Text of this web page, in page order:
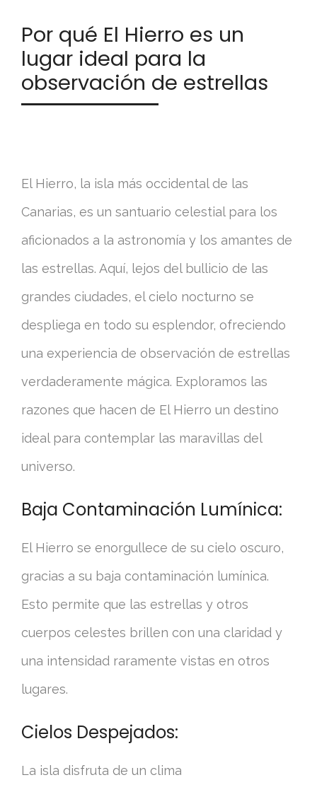
Por qué El Hierro es un
lugar ideal para la
observación de estrellas
El Hierro, la isla más occidental de las
Canarias, es un santuario celestial para los
aficionados a la astronomía y los amantes de
las estrellas. Aquí, lejos del bullicio de las
grandes ciudades, el cielo nocturno se
despliega en todo su esplendor, ofreciendo
una experiencia de observación de estrellas
verdaderamente mágica. Exploramos las
razones que hacen de El Hierro un destino
ideal para contemplar las maravillas del
universo.
Baja Contaminación Lumínica:
El Hierro se enorgullece de su cielo oscuro,
gracias a su baja contaminación lumínica.
Esto permite que las estrellas y otros
cuerpos celestes brillen con una claridad y
una intensidad raramente vistas en otros
lugares.
Cielos Despejados:
La isla disfruta de un clima